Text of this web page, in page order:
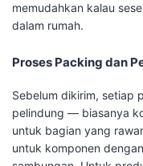
memudahkan kalau
dalam rumah.
Proses Packing dan
Sebelum dikirim, setiap
pelindung — biasanya
untuk bagian yang
untuk komponen